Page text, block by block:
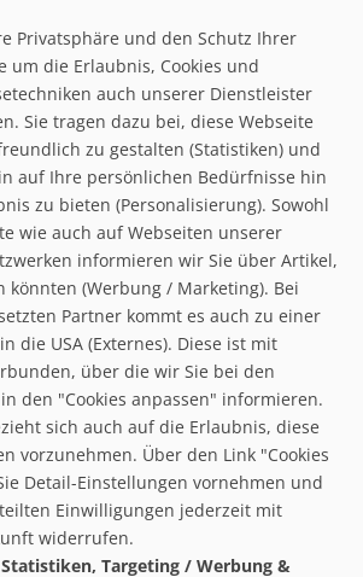
follow us on facebook
Home
Datenschutzerklärung
Impressum
Cookie Management
Privatsphäre und den Schutz Ihrer
um die Erlaubnis, Cookies und
auch unserer Dienstleister
Sie tragen dazu bei, diese Webseite
zu gestalten (Statistiken) und
auf Ihre persönlichen Bedürfnisse hin
zu bieten (Personalisierung). Sowohl
wie auch auf Webseiten unserer
informieren wir Sie über Artikel,
könnten (Werbung / Marketing). Bei
Partner kommt es auch zu einer
die USA (Externes). Diese ist mit
über die wir Sie bei den
den "Cookies anpassen" informieren.
sich auch auf die Erlaubnis, diese
vorzunehmen. Über den Link "Cookies
Detail-Einstellungen vornehmen und
Einwilligungen jederzeit mit
widerrufen.
Targeting / Werbung &